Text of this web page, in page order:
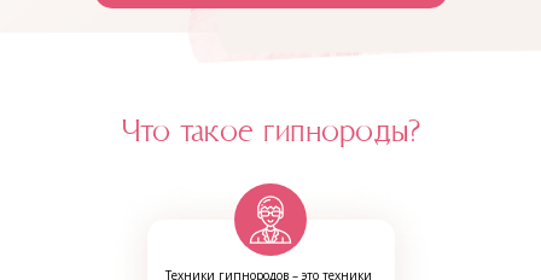
Что такое гипнороды?
Техники гипнородов – это техники